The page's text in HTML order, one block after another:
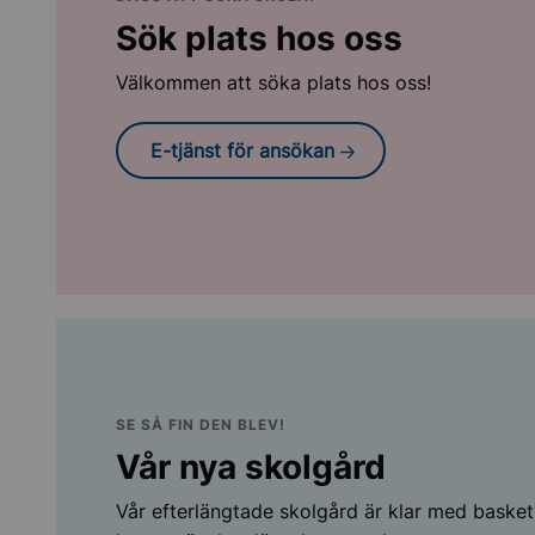
Sök plats hos oss
Välkommen att söka plats hos oss!
E-tjänst för ansökan
SE SÅ FIN DEN BLEV!
Vår nya skolgård
Vår efterlängtade skolgård är klar med